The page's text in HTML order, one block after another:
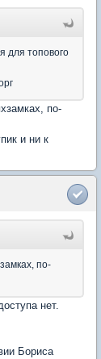
для топового
по-
и ни к
по-
нет.
Бориса